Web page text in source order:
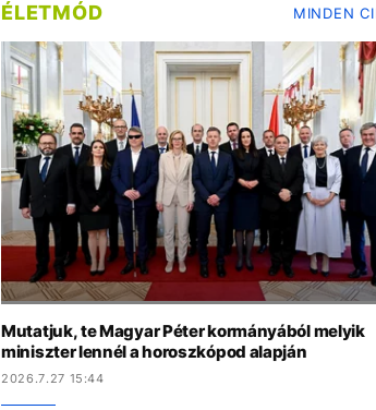
ÉLETMÓD MINDEN
Mutatjuk, te Magyar Péter kormányából melyik
miniszter lennél a horoszkópod alapján
2026.7.27 15:44